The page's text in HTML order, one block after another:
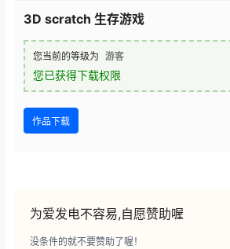
3D scratch 生存游戏
您当前的等级为 游客
您已获得下载权限
作品下载
为爱发电不容易,自愿赞助喔
没条件的就不要赞助了喔！